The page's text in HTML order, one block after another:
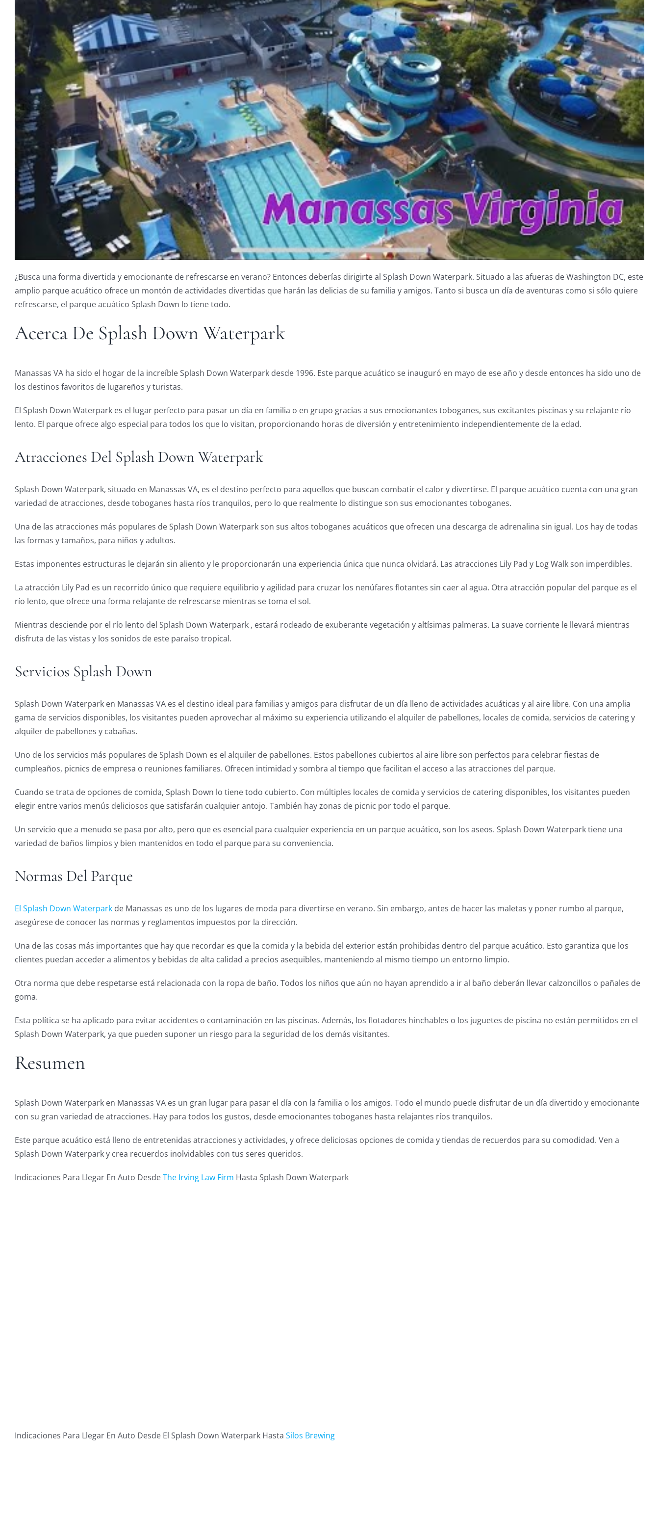
¿Busca una forma divertida y emocionante de refrescarse en verano? Entonces deberías dirigirte al Splash Down Waterpark. Situado a las afueras de Washington DC, este
amplio parque acuático ofrece un montón de actividades divertidas que harán las delicias de su familia y amigos. Tanto si busca un día de aventuras como si sólo quiere
refrescarse, el parque acuático Splash Down lo tiene todo.
Acerca De Splash Down Waterpark
Manassas VA ha sido el hogar de la increíble Splash Down Waterpark desde 1996. Este parque acuático se inauguró en mayo de ese año y desde entonces ha sido uno de
los destinos favoritos de lugareños y turistas.
El Splash Down Waterpark es el lugar perfecto para pasar un día en familia o en grupo gracias a sus emocionantes toboganes, sus excitantes piscinas y su relajante río
lento. El parque ofrece algo especial para todos los que lo visitan, proporcionando horas de diversión y entretenimiento independientemente de la edad.
Atracciones Del Splash Down Waterpark
Splash Down Waterpark, situado en Manassas VA, es el destino perfecto para aquellos que buscan combatir el calor y divertirse. El parque acuático cuenta con una gran
variedad de atracciones, desde toboganes hasta ríos tranquilos, pero lo que realmente lo distingue son sus emocionantes toboganes.
Una de las atracciones más populares de Splash Down Waterpark son sus altos toboganes acuáticos que ofrecen una descarga de adrenalina sin igual. Los hay de todas
las formas y tamaños, para niños y adultos.
Estas imponentes estructuras le dejarán sin aliento y le proporcionarán una experiencia única que nunca olvidará. Las atracciones Lily Pad y Log Walk son imperdibles.
La atracción Lily Pad es un recorrido único que requiere equilibrio y agilidad para cruzar los nenúfares flotantes sin caer al agua. Otra atracción popular del parque es el
río lento, que ofrece una forma relajante de refrescarse mientras se toma el sol.
Mientras desciende por el río lento del Splash Down Waterpark , estará rodeado de exuberante vegetación y altísimas palmeras. La suave corriente le llevará mientras
disfruta de las vistas y los sonidos de este paraíso tropical.
Servicios Splash Down
Splash Down Waterpark en Manassas VA es el destino ideal para familias y amigos para disfrutar de un día lleno de actividades acuáticas y al aire libre. Con una amplia
gama de servicios disponibles, los visitantes pueden aprovechar al máximo su experiencia utilizando el alquiler de pabellones, locales de comida, servicios de catering y
alquiler de pabellones y cabañas.
Uno de los servicios más populares de Splash Down es el alquiler de pabellones. Estos pabellones cubiertos al aire libre son perfectos para celebrar fiestas de
cumpleaños, picnics de empresa o reuniones familiares. Ofrecen intimidad y sombra al tiempo que facilitan el acceso a las atracciones del parque.
Cuando se trata de opciones de comida, Splash Down lo tiene todo cubierto. Con múltiples locales de comida y servicios de catering disponibles, los visitantes pueden
elegir entre varios menús deliciosos que satisfarán cualquier antojo. También hay zonas de picnic por todo el parque.
Un servicio que a menudo se pasa por alto, pero que es esencial para cualquier experiencia en un parque acuático, son los aseos. Splash Down Waterpark tiene una
variedad de baños limpios y bien mantenidos en todo el parque para su conveniencia.
Normas Del Parque
El Splash Down Waterpark de Manassas es uno de los lugares de moda para divertirse en verano. Sin embargo, antes de hacer las maletas y poner rumbo al parque,
asegúrese de conocer las normas y reglamentos impuestos por la dirección.
Una de las cosas más importantes que hay que recordar es que la comida y la bebida del exterior están prohibidas dentro del parque acuático. Esto garantiza que los
clientes puedan acceder a alimentos y bebidas de alta calidad a precios asequibles, manteniendo al mismo tiempo un entorno limpio.
Otra norma que debe respetarse está relacionada con la ropa de baño. Todos los niños que aún no hayan aprendido a ir al baño deberán llevar calzoncillos o pañales de
goma.
Esta política se ha aplicado para evitar accidentes o contaminación en las piscinas. Además, los flotadores hinchables o los juguetes de piscina no están permitidos en el
Splash Down Waterpark, ya que pueden suponer un riesgo para la seguridad de los demás visitantes.
Resumen
Splash Down Waterpark en Manassas VA es un gran lugar para pasar el día con la familia o los amigos. Todo el mundo puede disfrutar de un día divertido y emocionante
con su gran variedad de atracciones. Hay para todos los gustos, desde emocionantes toboganes hasta relajantes ríos tranquilos.
Este parque acuático está lleno de entretenidas atracciones y actividades, y ofrece deliciosas opciones de comida y tiendas de recuerdos para su comodidad. Ven a
Splash Down Waterpark y crea recuerdos inolvidables con tus seres queridos.
Indicaciones Para Llegar En Auto DesdeThe Irving Law Firm Hasta Splash Down Waterpark
Indicaciones Para Llegar En Auto Desde El Splash Down Waterpark Hasta Silos Brewing